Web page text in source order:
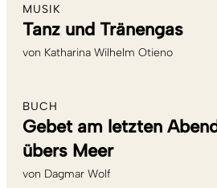
MUSIK
Tanz und Tränengas
von Katharina Wilhelm Otieno
BUCH
Gebet am letzten
übers Meer
von Dagmar Wolf